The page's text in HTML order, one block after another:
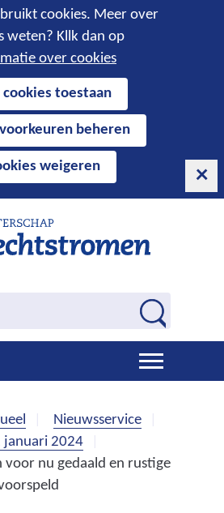
cookies. Meer over
weten? Kllk dan op
over cookies
toestaan
beheren
weigeren
naar
Zoeken
Nieuwsservice
januari 2024
voor nu gedaald en rustige